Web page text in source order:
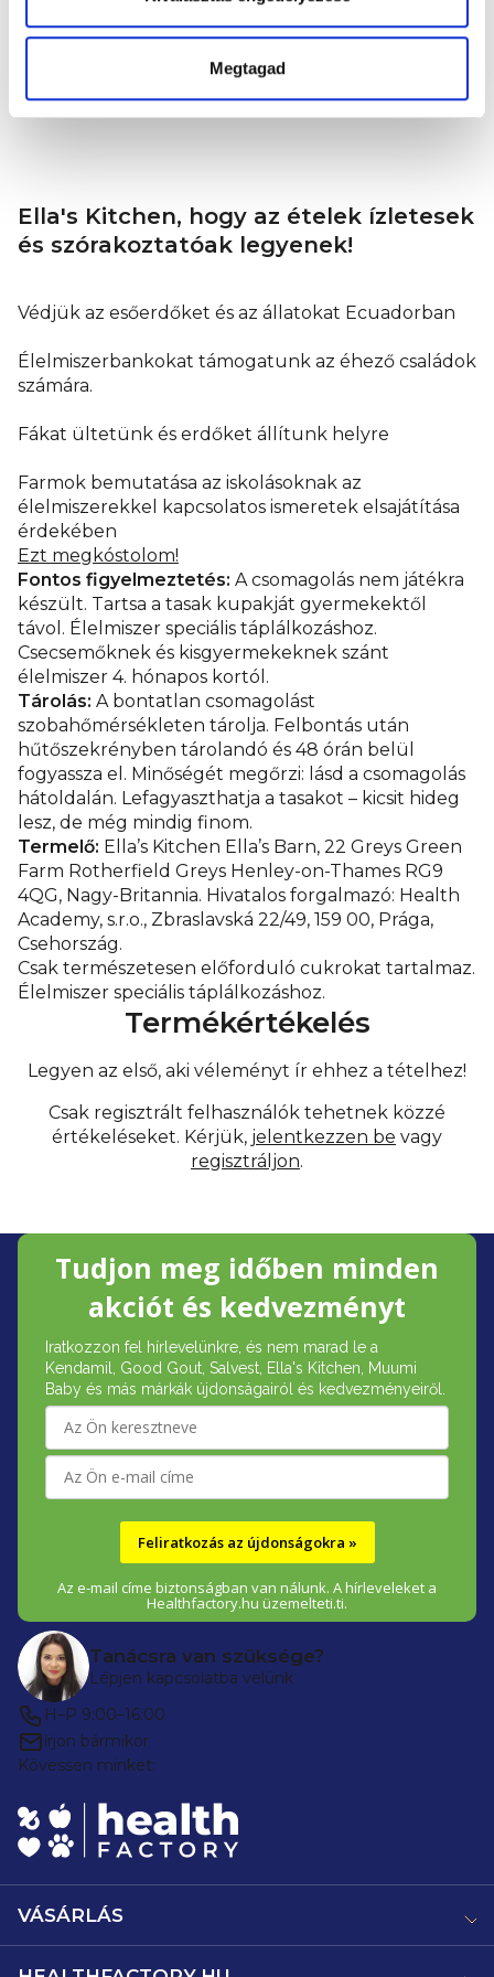
Megtagad
Ella's Kitchen, hogy az ételek ízletesek
és szórakoztatóak legyenek!
Védjük az esőerdőket és az állatokat Ecuadorban
Élelmiszerbankokat támogatunk az éhező családok
számára.
Fákat ültetünk és erdőket állítunk helyre
Farmok bemutatása az iskolásoknak az
élelmiszerekkel kapcsolatos ismeretek elsajátítása
érdekében
Ezt megkóstolom!
Fontos figyelmeztetés: A csomagolás nem játékra
készült. Tartsa a tasak kupakját gyermekektől
távol. Élelmiszer speciális táplálkozáshoz.
Csecsemőknek és kisgyermekeknek szánt
élelmiszer 4. hónapos kortól.
Tárolás: A bontatlan csomagolást
szobahőmérsékleten tárolja. Felbontás után
hűtőszekrényben tárolandó és 48 órán belül
fogyassza el. Minőségét megőrzi: lásd a csomagolás
hátoldalán. Lefagyaszthatja a tasakot – kicsit hideg
lesz, de még mindig finom.
Termelő: Ella’s Kitchen Ella’s Barn, 22 Greys Green
Farm Rotherfield Greys Henley-on-Thames RG9
4QG, Nagy-Britannia. Hivatalos forgalmazó: Health
Academy, s.r.o., Zbraslavská 22/49, 159 00, Prága,
Csehország.
Csak természetesen előforduló cukrokat tartalmaz.
Élelmiszer speciális táplálkozáshoz.
Termékértékelés
Legyen az első, aki véleményt ír ehhez a tételhez!
Csak regisztrált felhasználók tehetnek közzé
értékeléseket. Kérjük, jelentkezzen be vagy
regisztráljon.
Tudjon meg időben minden
akciót és kedvezményt
Iratkozzon fel hírlevelünkre, és nem marad le a
Kendamil, Good Gout, Salvest, Ella's Kitchen, Muumi
Baby és más márkák újdonságairól és kedvezményeiről.
Feliratkozás az újdonságokra »
Az e-mail címe biztonságban van nálunk. A hírleveleket a
Healthfactory.hu üzemelteti.ti.
Tanácsra van szüksége?
Lépjen kapcsolatba velünk
H–P 9:00–16:00
írjon bármikor
Kövessen minket:
VÁSÁRLÁS